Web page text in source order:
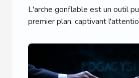
arche gonflable
L'arche gonflable est un outil
premier plan, captivant